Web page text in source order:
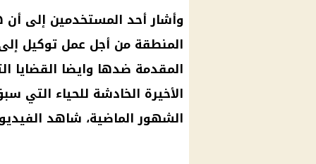
وأشار أحد المستخدمين إلى أن
المنطقة من أجل عمل توكيل إلى
المقدمة ضدها وايضا القضايا
الأخيرة الخادشة للحياء التي
الشهور الماضية، شاهد